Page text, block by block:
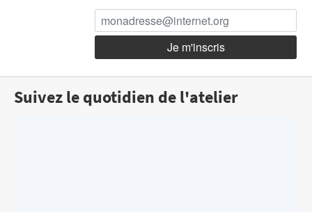
Suivez le quotidien de l'atelier